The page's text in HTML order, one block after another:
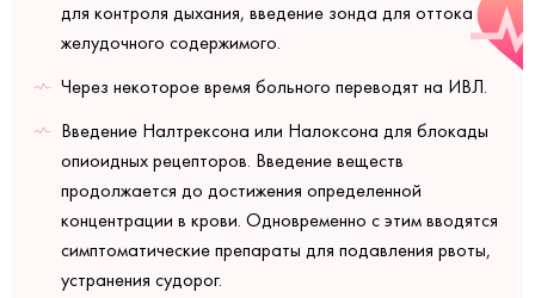
для контроля дыхания, введение зонда для оттока
желудочного содержимого.
Через некоторое время больного переводят на ИВЛ.
Введение Налтрексона или Налоксона для блокады
опиоидных рецепторов. Введение веществ
продолжается до достижения определенной
концентрации в крови. Одновременно с этим вводятся
симптоматические препараты для подавления рвоты,
устранения судорог.